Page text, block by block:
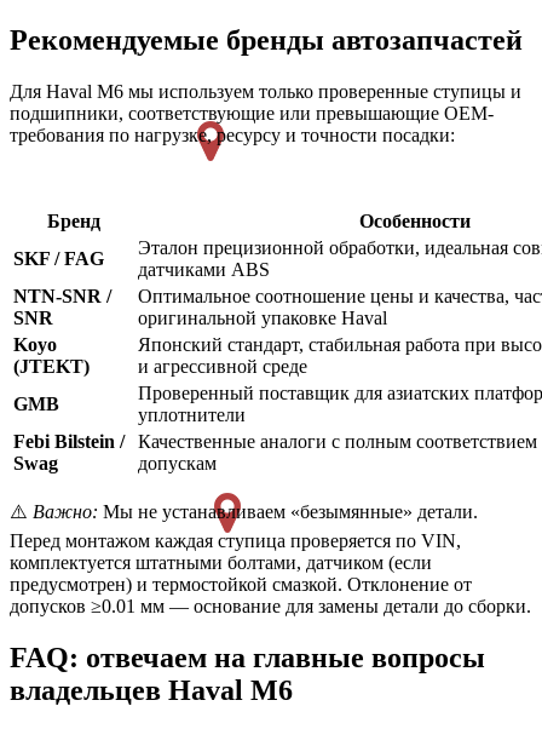
Рекомендуемые бренды автозапчастей
Для Haval M6 мы используем только проверенные ступицы и
подшипники, соответствующие или превышающие OEM-
требования по нагрузке, ресурсу и точности посадки:
Бренд
Особенности
SKF / FAG
Эталон прецизионной обработки, идеальная
датчиками ABS
NTN-SNR /
SNR
Оптимальное соотношение цены и качества,
оригинальной упаковке Haval
Koyo
(JTEKT)
Японский стандарт, стабильная работа при
и агрессивной среде
GMB
Проверенный поставщик для азиатских
уплотнители
Febi Bilstein /
Swag
Качественные аналоги с полным соответствием
допускам
⚠️ Важно: Мы не устанавливаем «безымянные» детали.
Перед монтажом каждая ступица проверяется по VIN,
комплектуется штатными болтами, датчиком (если
предусмотрен) и термостойкой смазкой. Отклонение от
допусков ≥0.01 мм — основание для замены детали до сборки.
FAQ: отвечаем на главные вопросы
владельцев Haval M6